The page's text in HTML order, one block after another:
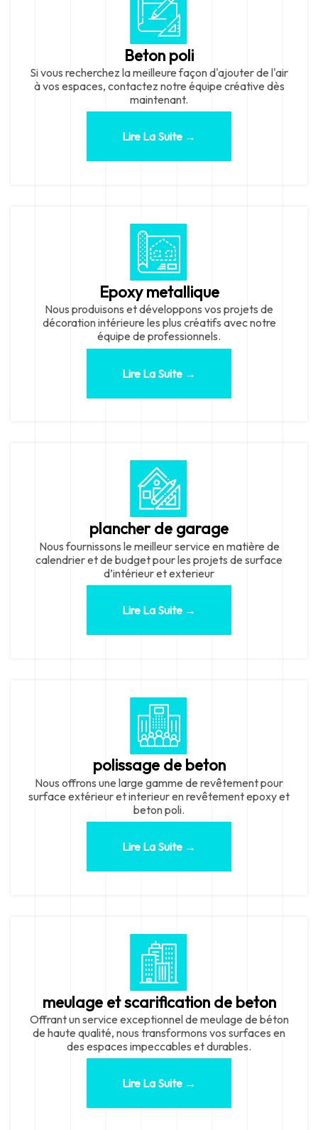
Beton poli
Si vous recherchez la meilleure façon d'ajouter de l'air
à vos espaces, contactez notre équipe créative dès
maintenant.
Lire La Suite →
Epoxy metallique
Nous produisons et développons vos projets de
décoration intérieure les plus créatifs avec notre
équipe de professionnels.
Lire La Suite →
plancher de garage
Nous fournissons le meilleur service en matière de
calendrier et de budget pour les projets de surface
d’intérieur et exterieur
Lire La Suite →
polissage de beton
Nous offrons une large gamme de revêtement pour
surface extérieur et interieur en revêtement epoxy et
beton poli.
Lire La Suite →
meulage et scarification de beton
Offrant un service exceptionnel de meulage de béton
de haute qualité, nous transformons vos surfaces en
des espaces impeccables et durables.
Lire La Suite →